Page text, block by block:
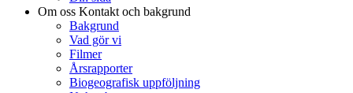
Om oss Kontakt och bakgrund
Bakgrund
Vad gör vi
Filmer
Årsrapporter
Biogeografisk uppföljning